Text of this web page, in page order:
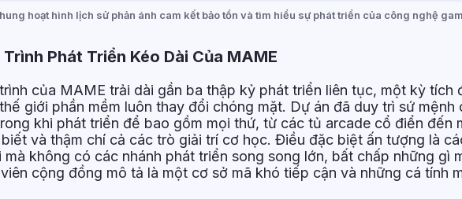
hoạt hình lịch sử phản ánh cam kết bảo tồn và tìm hiểu sự phát triển của công nghệ
Trình Phát Triển Kéo Dài Của MAME
của MAME trải dài gần ba thập kỷ phát triển liên tục, một kỳ tích
giới phần mềm luôn thay đổi chóng mặt. Dự án đã duy trì sứ mệnh
khi phát triển để bao gồm mọi thứ, từ các tủ arcade cổ điển đến
và thậm chí cả các trò giải trí cơ học. Điều đặc biệt ấn tượng là
mà không có các nhánh phát triển song song lớn, bất chấp những gì
cộng đồng mô tả là một cơ sở mã khó tiếp cận và những cá tính